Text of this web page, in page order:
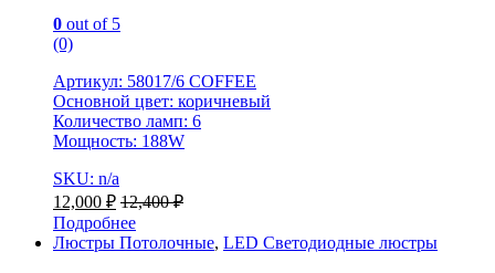
0 out of 5
(0)
Артикул: 58017/6 COFFEE
Основной цвет: коричневый
Количество ламп: 6
Мощность: 188W
SKU: n/a
12,000 ₽ 12,400₽
Подробнее
Люстры Потолочные, LED Светодиодные люстры